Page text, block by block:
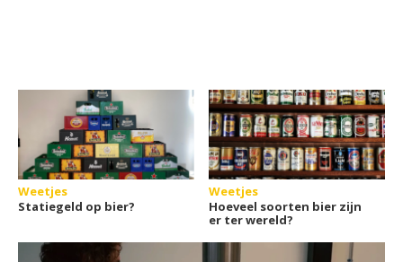
Weetjes
Statiegeld op bier?
Weetjes
Hoeveel soorten bier zijn
er ter wereld?